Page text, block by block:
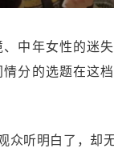
中年女性的迷
分的选题在这
众听明白了，却